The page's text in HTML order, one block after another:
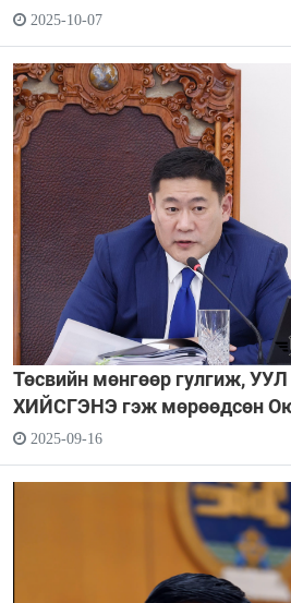
2025-10-07
Төсвийн мөнгөөр гулгиж,
ХИЙСГЭНЭ гэж мөрөөдсөн
2025-09-16